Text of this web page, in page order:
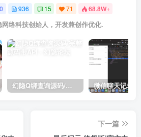
0 936 15 71 68.8W+
网络科技创始人，开发兼创作优化.
幻隐Q绑查询源码/完整源码带API
下一篇